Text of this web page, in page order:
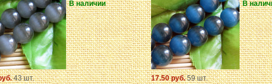
В наличии
43 шт.
В
17.50 руб.59 шт.